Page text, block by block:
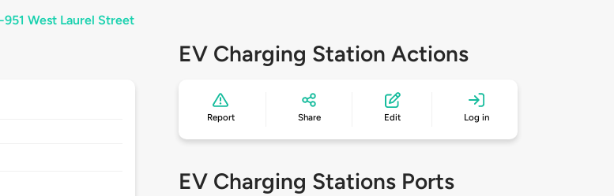
951 West Laurel Street
EV Charging Station Actions
Report Share Edit Log in
EV Charging Stations Ports